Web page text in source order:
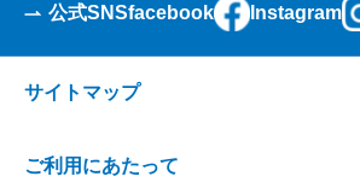
公式SNSfacebook Instagram
サイトマップ
ご利用にあたって